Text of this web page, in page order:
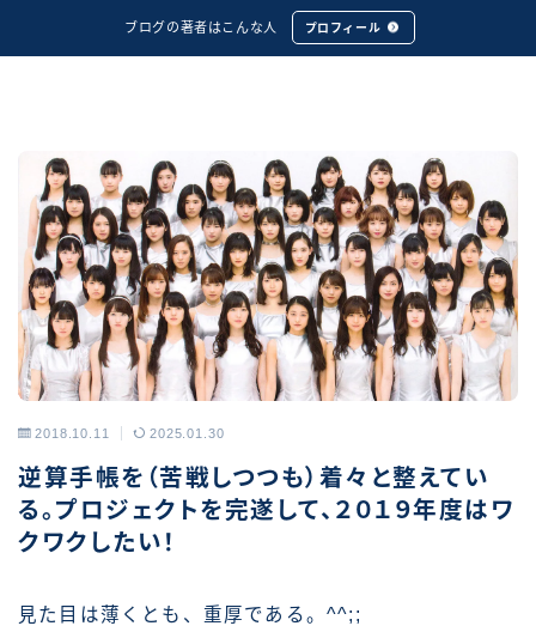
ブログの著者はこんな人 プロフィール
2018.10.11 2025.01.30
逆算手帳を（苦戦しつつも）着々と整えてい
る。プロジェクトを完遂して、２０１９年度はワ
クワクしたい！
見た目は薄くとも、重厚である。^^;;